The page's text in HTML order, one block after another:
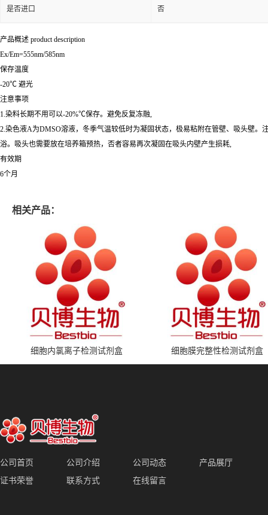
是否进口 否
产品概述 product description
Ex/Em=555nm/585nm
保存温度
-20℃ 避光
注意事项
1.染料长期不用可以-20%℃保存。避免反复冻融,
2.染色液A为DMSO溶液，冬季气温较低时为凝固状态，极易粘附在管壁、吸头壁
浴。吸头也需要放在培养箱预热，否者容易再次凝固在吸头内壁产生损耗,
有效期
6个月
相关产品：
细胞内氯离子检测试剂盒 细胞膜完整性检测试剂盒
公司首页 公司介绍 公司动态
产品展厅
证书荣誉
联系方式 在线留言